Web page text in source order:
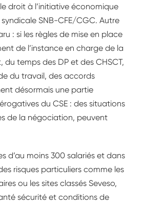
droit à l’initiative économique
SNB-CFE/CGC. Autre
: si les règles de mise en place
de l’instance en charge de la
temps des DP et des CHSCT,
du travail, des accords
désormais une partie
du CSE : des situations
de la négociation, peuvent
d’au moins 300 salariés et dans
risques particuliers comme les
ou les sites classés Seveso,
sécurité et conditions de